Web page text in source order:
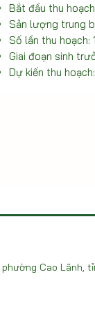
Bắt đầu thu
Sản lượng trung
Số lần thu hoạch:
Giai đoạn sinh
Dự kiến thu
phường Cao Lãnh,